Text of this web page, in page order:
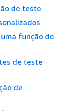
de teste
função de
de teste
de